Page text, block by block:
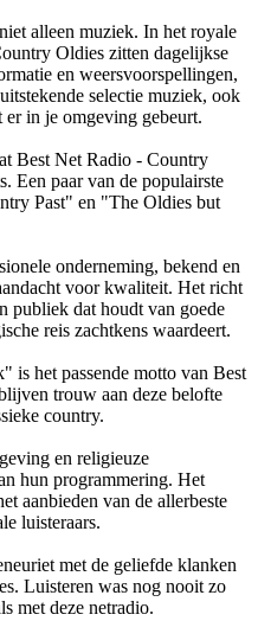
alleen muziek. In het royale
Oldies zitten dagelijkse
en weersvoorspellingen,
selectie muziek, ook
in je omgeving gebeurt.
Best Net Radio - Country
Een paar van de populairste
Past" en "The Oldies but
onderneming, bekend en
voor kwaliteit. Het richt
publiek dat houdt van goede
reis zachtkens waardeert.
is het passende motto van Best
trouw aan deze belofte
country.
en religieuze
hun programmering. Het
aanbieden van de allerbeste
luisteraars.
met de geliefde klanken
Luisteren was nog nooit zo
met deze netradio.